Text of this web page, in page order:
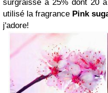
surgraissé à 25% dont 20
utilisé la fragrance Pink
j'adore!